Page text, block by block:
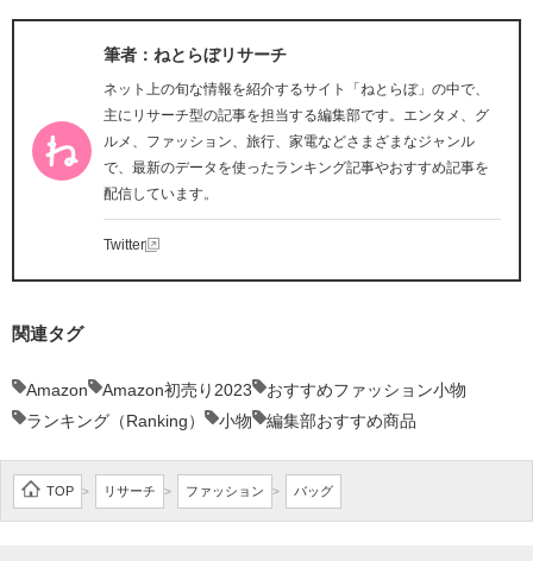
筆者：ねとらぼリサーチ
ネット上の旬な情報を紹介するサイト「ねとらぼ」の中で、
主にリサーチ型の記事を担当する編集部です。エンタメ、グ
ルメ、ファッション、旅行、家電などさまざまなジャンル
で、最新のデータを使ったランキング記事やおすすめ記事を
配信しています。
Twitter
関連タグ
Amazon Amazon初売り2023
おすすめファッション小物
ランキング（Ranking）
小物 編集部おすすめ商品
TOP > リサーチ > ファッション > バッグ